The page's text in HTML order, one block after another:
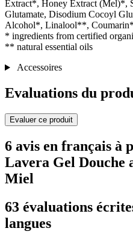
Extract*, Honey Extract (Mel)*,
Glutamate, Disodium Cocoyl
Alcohol*, Linalool**,
* ingredients from certified
** natural essential oils
Accessoires
Evaluations du
Evaluer ce produit
6 avis en français à
Lavera Gel
Miel
63 évaluations
langues